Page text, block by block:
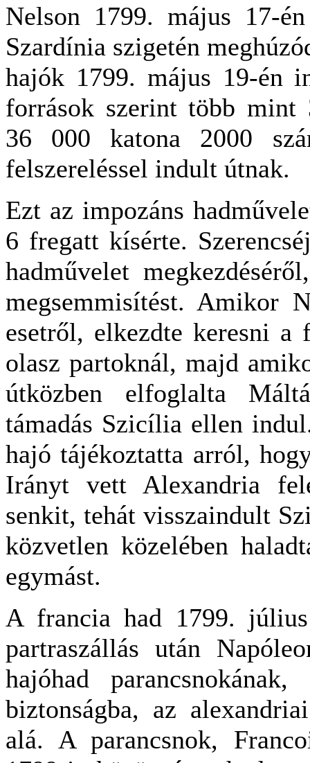
Nelson 1799. május 17-
Szardínia szigetén
hajók 1799. május 19-én
források szerint több mint
36 000 katona 2000
felszereléssel indult útnak.
Ezt az impozáns
6 fregatt kísérte.
hadművelet
megsemmisítést. Amikor
esetről, elkezdte keresni a
olasz partoknál, majd
útközben elfoglalta
támadás Szicília ellen
hajó tájékoztatta arról,
Irányt vett Alexandria
senkit, tehát visszaindult
közvetlen közelében
egymást.
A francia had 1799.
partraszállás után
hajóhad
biztonságba, az
alá. A parancsnok,